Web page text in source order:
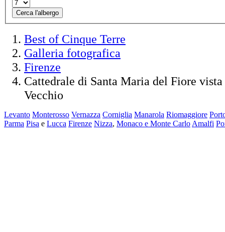
Cerca l'albergo
Best of Cinque Terre
Galleria fotografica
Firenze
Cattedrale di Santa Maria del Fiore
Vecchio
Levanto Monterosso Vernazza Corniglia Manarola Riomaggiore
Parma Pisa e Lucca Firenze Nizza, Monaco e Monte Carlo Amalfi